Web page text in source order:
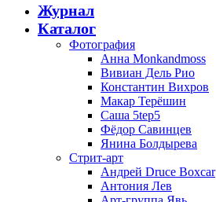
Журнал
Каталог
Фотография
Анна Monkandmoss
Вивиан Дель Рио
Константин Вихров
Макар Терёшин
Саша 5tep5
Фёдор Савинцев
Янина Болдырева
Стрит-арт
Андрей Druce Boxcar
Антония Лев